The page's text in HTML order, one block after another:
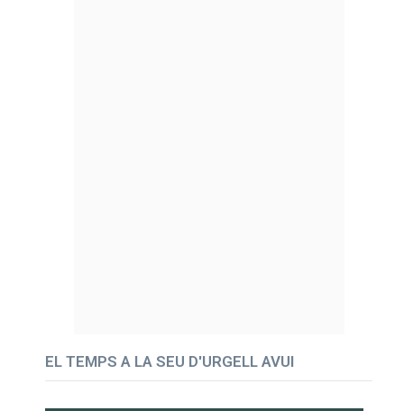
EL TEMPS A LA SEU D'URGELL AVUI